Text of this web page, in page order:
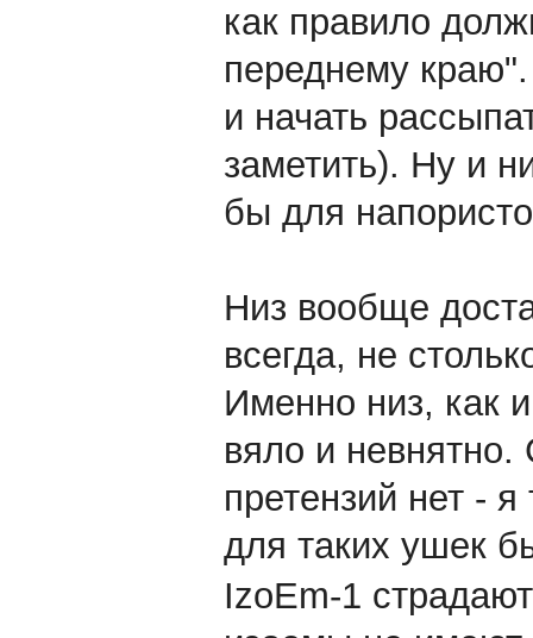
как правило
переднему
и начать
заметить). Ну и
бы для
Низ вообще
всегда, не
Именно низ, как
вяло и
претензий нет -
для таких ушек
IzoEm-1